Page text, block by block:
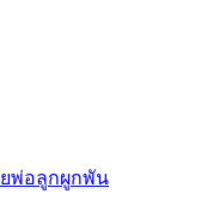
ยพ่อลูกผูกพัน